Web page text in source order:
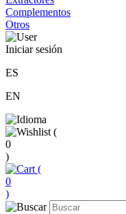
Complementos
Otros
Iniciar sesión
ES
EN
(
0
)
(
0
)